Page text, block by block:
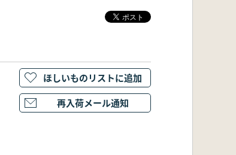
ほしいものリストに追加
再入荷メール通知